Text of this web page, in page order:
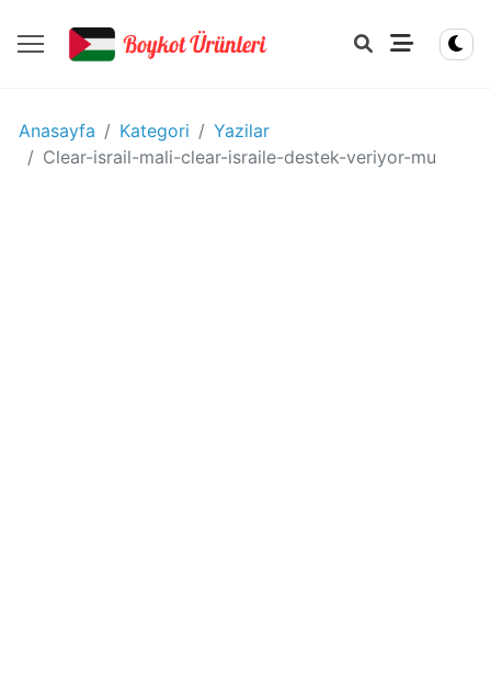
YIYECEK
IÇECEK
Anasayfa Kategori
Yazilar
Clear-israil-mali-clear-israile-destek-veriyor-mu